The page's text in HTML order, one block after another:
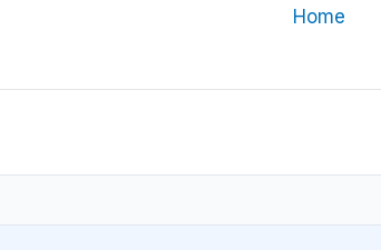
Home